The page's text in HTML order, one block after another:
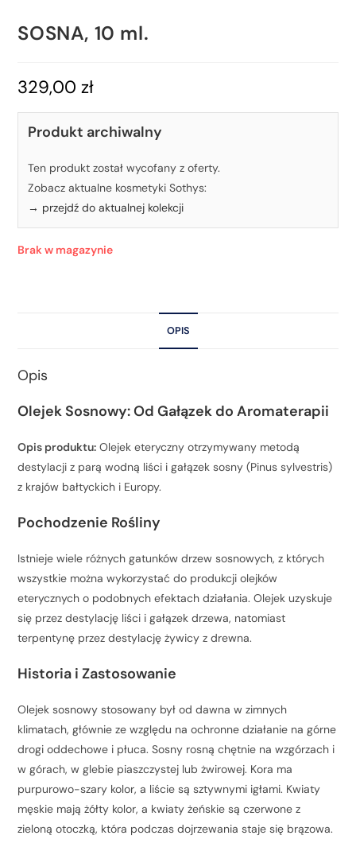
SOSNA, 10 ml.
329,00zł
Produkt archiwalny
Ten produkt został wycofany z oferty.
Zobacz aktualne kosmetyki Sothys:
→ przejdź do aktualnej kolekcji
Brak w magazynie
OPIS
Opis
Olejek Sosnowy: Od Gałązek do Aromaterapii
Opis produktu: Olejek eteryczny otrzymywany metodą
destylacji z parą wodną liści i gałązek sosny (Pinus sylvestris)
z krajów bałtyckich i Europy.
Pochodzenie Rośliny
Istnieje wiele różnych gatunków drzew sosnowych, z których
wszystkie można wykorzystać do produkcji olejków
eterycznych o podobnych efektach działania. Olejek uzyskuje
się przez destylację liści i gałązek drzewa, natomiast
terpentynę przez destylację żywicy z drewna.
Historia i Zastosowanie
Olejek sosnowy stosowany był od dawna w zimnych
klimatach, głównie ze względu na ochronne działanie na górne
drogi oddechowe i płuca. Sosny rosną chętnie na wzgórzach i
w górach, w glebie piaszczystej lub żwirowej. Kora ma
purpurowo-szary kolor, a liście są sztywnymi igłami. Kwiaty
męskie mają żółty kolor, a kwiaty żeńskie są czerwone z
zieloną otoczką, która podczas dojrzewania staje się brązowa.